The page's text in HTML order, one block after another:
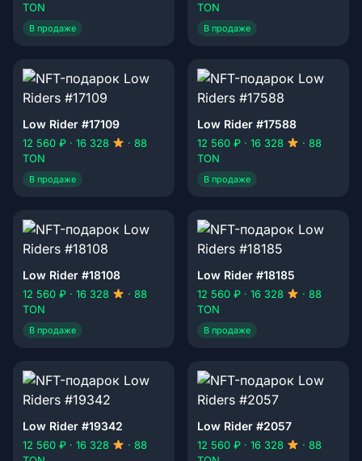
TON
В продаже
TON
В продаже
Low Rider #17109
12 560 ₽ · 16 328
· 88
TON
В продаже
Low Rider #17588
12 560 ₽ · 16 328
· 88
TON
В продаже
Low Rider #18108
12 560 ₽ · 16 328
· 88
TON
В продаже
Low Rider #18185
12 560 ₽ · 16 328
· 88
TON
В продаже
Low Rider #19342
12 560 ₽ · 16 328
· 88
Low Rider #2057
12 560 ₽ · 16 328
· 88